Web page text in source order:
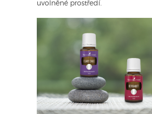
uvolněné prostředí.